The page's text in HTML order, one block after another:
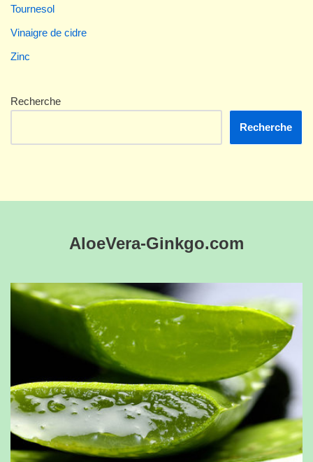
Tournesol
Vinaigre de cidre
Zinc
Recherche
Recherche
AloeVera-Ginkgo.com